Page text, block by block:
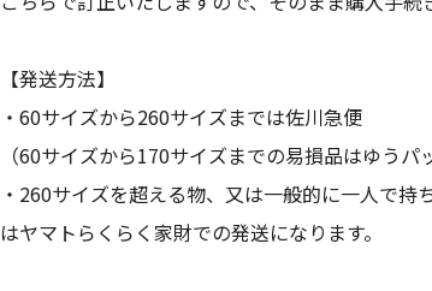
【発送方法】
・60サイズから260サイズまでは佐川急便
（60サイズから170サイズまでの易損品はゆうパ
・260サイズを超える物、又は一般的に一人で
はヤマトらくらく家財での発送になります。